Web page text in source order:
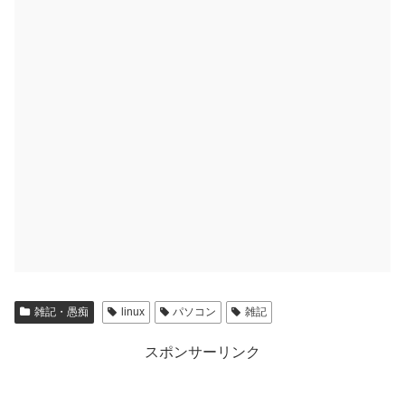
雑記・愚痴 linux パソコン 雑記
スポンサーリンク